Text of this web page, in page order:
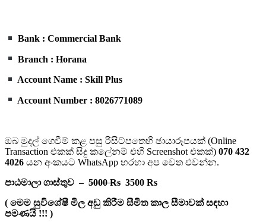
Bank : Commercial Bank
Branch : Horana
Account Name : Skill Plus
Account Number : 8026771089
ඔබ මුදල් ගෙවීම් කළ පසු රිසිට්පතෙහි ඡායාරූපයක් (Online
Transaction එකක් සිදු කලේනම් එහි Screenshot එකක්) 070 432
4026 යන අංකයට WhatsApp හරහා අප වෙත එවන්න.
පාඨමාලා ගාස්තුව – 5000 Rs 3500 Rs
( මෙම සුවිශේෂී මිල අඩු කිරීම සීමිත කාල සීමාවක් සඳහා
පමණයි !!! )